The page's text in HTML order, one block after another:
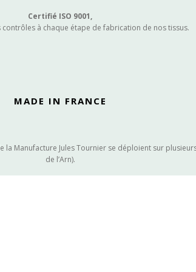
Certifié ISO 9001,
à chaque étape de fabrication de nos tissus.
MADE IN FRANCE
la Manufacture Jules Tournier se déploient sur
de l’Arn).